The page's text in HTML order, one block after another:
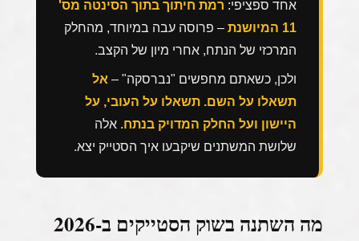
11 המיושנת
– פרוסה עבה במיוחד, מהחלק
המרכזי של הנתח, אחרי מיון של הקצב.
ולכן, כשאתם מחפשים "נברסקה" – אל
תשאלו על השם. תשאלו על העובי, על
היישון ועל החלק המדויק בנתח . אלה
שלושת המשתנים שיקבעו איך הסטייק יצא.
מה השתנה בשוק הסטייקים ב-2026